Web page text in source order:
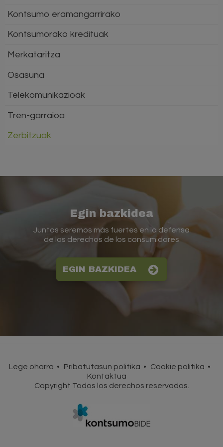
Kontsumo eramangarrirako
Kontsumorako kredituak
Merkataritza
Osasuna
Telekomunikazioak
Tren-garraioa
Zerbitzuak
Egin bazkidea
Juntos seremos más fuertes en la defensa
de los derechos de los consumidores
EGIN BAZKIDEA
Lege oharra Pribatutasun politika
Cookie politika
Kontaktua
Copyright Todos los derechos reservados.